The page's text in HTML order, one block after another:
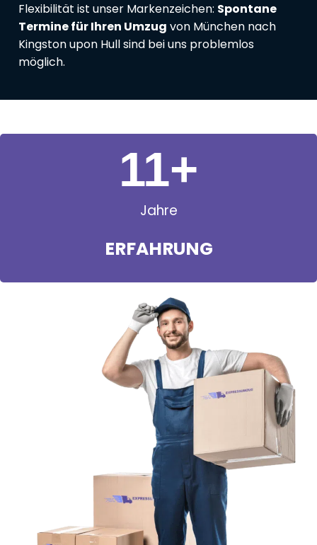
Flexibilität ist unser Markenzeichen: Spontane
Termine für Ihren Umzug von München nach
Kingston upon Hull sind bei uns problemlos
möglich.
Jahre
ERFAHRUNG
11+